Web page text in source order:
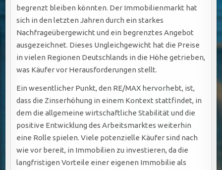
begrenzt bleiben könnten. Der Immobilienmarkt hat
sich in den letzten Jahren durch ein starkes
Nachfrageübergewicht und ein begrenztes Angebot
ausgezeichnet. Dieses Ungleichgewicht hat die Preise
in vielen Regionen Deutschlands in die Höhe getrieben,
was Käufer vor Herausforderungen stellt.
Ein wesentlicher Punkt, den RE/MAX hervorhebt, ist,
dass die Zinserhöhung in einem Kontext stattfindet, in
dem die allgemeine wirtschaftliche Stabilität und die
positive Entwicklung des Arbeitsmarktes weiterhin
eine Rolle spielen. Viele potenzielle Käufer sind nach
wie vor bereit, in Immobilien zu investieren, da die
langfristigen Vorteile einer eigenen Immobilie als